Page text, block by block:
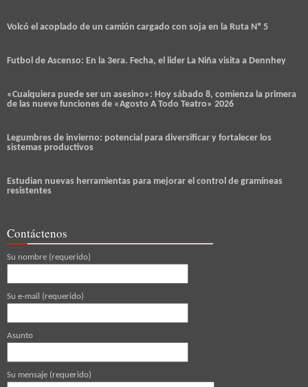
Volcó el acoplado de un camión cargado con soja en la Ruta Nº 5
Futbol de Ascenso: En la 3era. Fecha, el lider La Niña visita a Dennhey
«Cualquiera puede ser un asesino»: Hoy sábado 8, comienza la primera
de las nueve funciones de «Agosto A Todo Teatro» 2026
Legumbres de invierno: potencial para diversificar y fortalecer los
sistemas productivos
Estudian nuevas herramientas para mejorar el control de gramíneas
resistentes
Contáctenos
Su nombre (requerido)
Su e-mail (requerido)
Asunto
Su mensaje (requerido)